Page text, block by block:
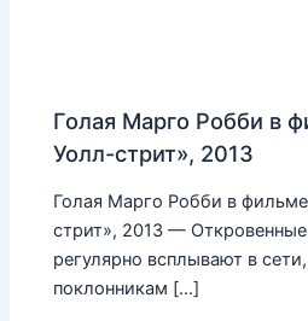
Голая Марго Робби в
Уолл-стрит», 2013
Голая Марго Робби в
стрит», 2013 —
регулярно всплывают в
поклонникам […]